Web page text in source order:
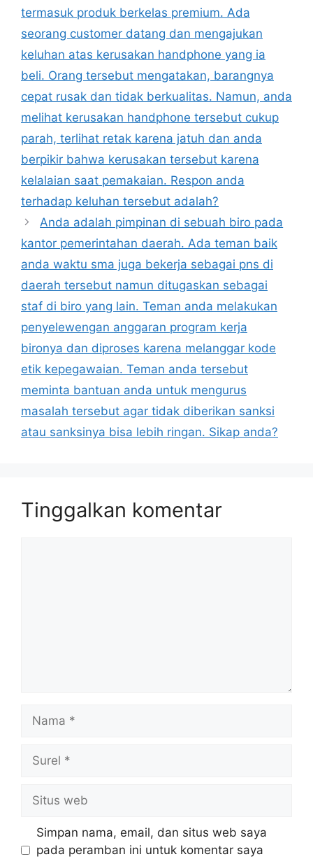
termasuk produk berkelas premium. Ada
seorang customer datang dan mengajukan
keluhan atas kerusakan handphone yang ia
beli. Orang tersebut mengatakan, barangnya
cepat rusak dan tidak berkualitas. Namun, anda
melihat kerusakan handphone tersebut cukup
parah, terlihat retak karena jatuh dan anda
berpikir bahwa kerusakan tersebut karena
kelalaian saat pemakaian. Respon anda
terhadap keluhan tersebut adalah?
Anda adalah pimpinan di sebuah biro pada
kantor pemerintahan daerah. Ada teman baik
anda waktu sma juga bekerja sebagai pns di
daerah tersebut namun ditugaskan sebagai
staf di biro yang lain. Teman anda melakukan
penyelewengan anggaran program kerja
bironya dan diproses karena melanggar kode
etik kepegawaian. Teman anda tersebut
meminta bantuan anda untuk mengurus
masalah tersebut agar tidak diberikan sanksi
atau sanksinya bisa lebih ringan. Sikap anda?
Tinggalkan komentar
web
Simpan nama, email, dan situs web saya
pada peramban ini untuk komentar saya